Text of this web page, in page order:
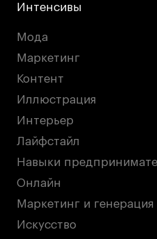
Интенсивы
Мода
Маркетинг
Контент
Иллюстрация
Интерьер
Лайфстайл
Навыки
Онлайн
Маркетинг и
Искусство